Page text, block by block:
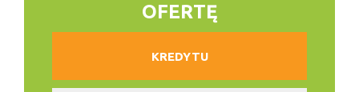
OFERTĘ
KREDYTU